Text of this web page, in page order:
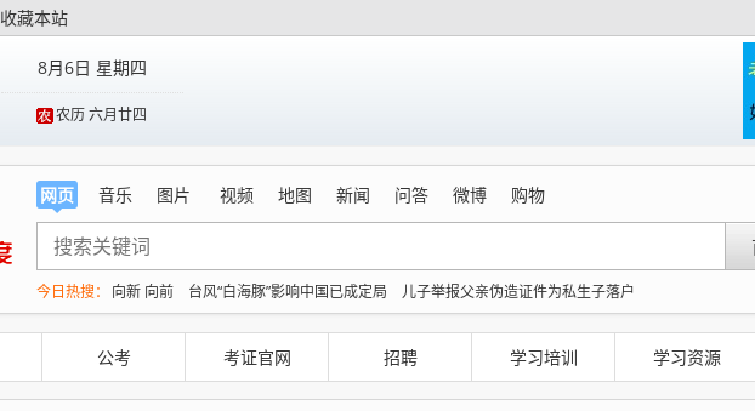
收藏本站
8月6日 星期四
农历 六月廿四
网页 音乐 图片 视频 地图 新闻 问答 微博 购物
今日热搜： 向新 向前 台风“白海豚”影响中国已成定局
儿子举报父亲伪造证件为私生子落户
防大汛防强台风 多省份关键期这样做
大白兔奶糖经典糖纸海外走红
80后女柜员获聘4200亿银行副行长
女子利用漏洞0元买了3千台电器
伊朗总统：最高领袖决策过程遭人利用
母子在“天津之眼”海河边游玩时溺亡
曝《蜘蛛侠》替身“河南弟”造假抢功
公考 考证官网 招聘 学习培训 学习资源